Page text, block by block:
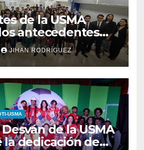
de la USMA
antecedentes
Romano junto a
JIHAN RODRÍGUEZ
USMA
de la USMA
la dedicación de